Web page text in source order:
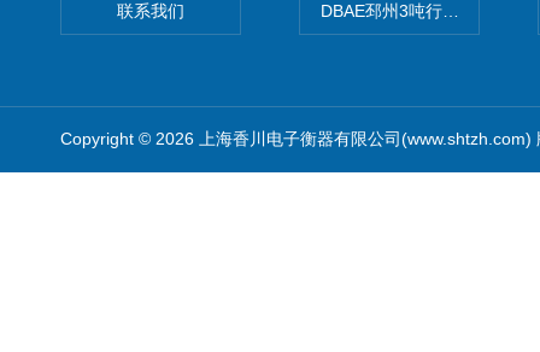
联系我们 DBAE邳州3吨行车电子吊秤
Copyright © 2026 上海香川电子衡器有限公司(www.shtzh.com)